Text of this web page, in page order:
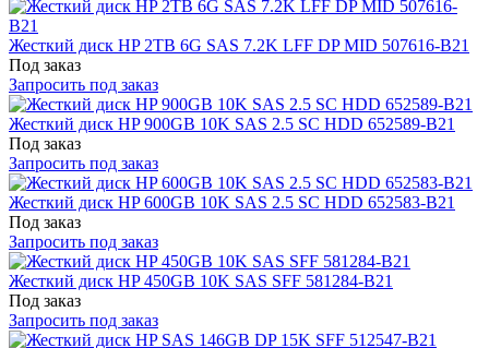
Жесткий диск HP 2TB 6G SAS 7.2K LFF DP MID 507616-B21
Под заказ
Запросить под заказ
Жесткий диск HP 900GB 10K SAS 2.5 SC HDD 652589-B21
Под заказ
Запросить под заказ
Жесткий диск HP 600GB 10K SAS 2.5 SC HDD 652583-B21
Под заказ
Запросить под заказ
Жесткий диск HP 450GB 10K SAS SFF 581284-B21
Под заказ
Запросить под заказ